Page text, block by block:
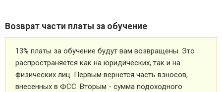
Возврат части платы за обучение
13% платы за обучение будут вам возвращены. Это
распространяется как на юридических, так и на
физических лиц. Первым вернется часть взносов,
внесенных в ФСС. Вторым - сумма подоходного